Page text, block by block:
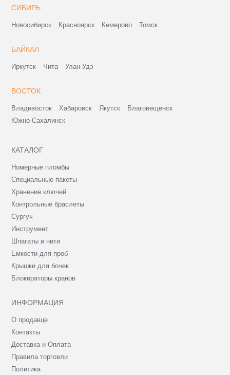
СИБИРЬ
Новосибирск Красноярск Кемерово Томск
БАЙКАЛ
Иркутск Чита Улан-Удэ
ВОСТОК
Владивосток Хабаровск Якутск
Благовещенск
Южно-Сахалинск
КАТАЛОГ
Номерные пломбы
Специальные пакеты
Хранение ключей
Контрольные браслеты
Сургуч
Инструмент
Шпагаты и нити
Емкости для проб
Крышки для бочек
Блокираторы кранов
ИНФОРМАЦИЯ
О продавце
Контакты
Доставка и Оплата
Правила торговли
Политика